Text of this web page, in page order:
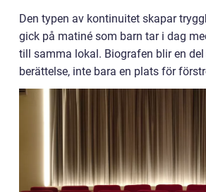
Den typen av kontinuitet skapar
gick på matiné som barn tar i dag
till samma lokal. Biografen blir en
berättelse, inte bara en plats för